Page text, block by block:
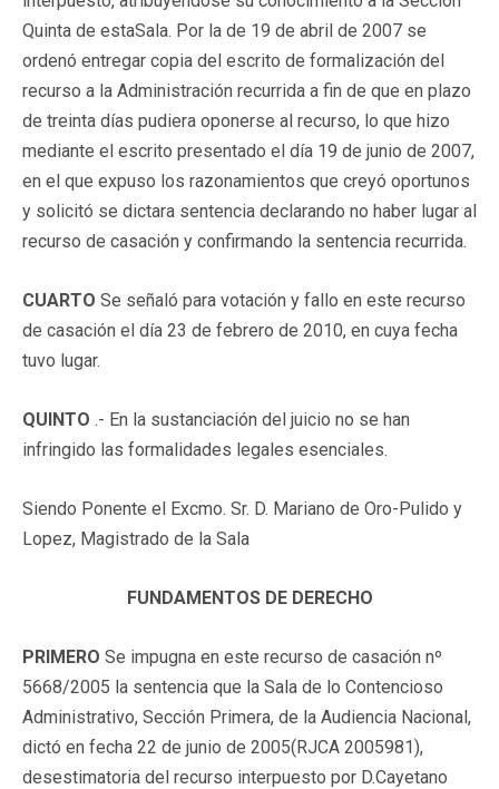
Quinta de estaSala. Por la de 19 de abril de 2007 se
ordenó entregar copia del escrito de formalización del
recurso a la Administración recurrida a fin de que en plazo
de treinta días pudiera oponerse al recurso, lo que hizo
mediante el escrito presentado el día 19 de junio de 2007,
en el que expuso los razonamientos que creyó oportunos
y solicitó se dictara sentencia declarando no haber lugar al
recurso de casación y confirmando la sentencia recurrida.
CUARTO Se señaló para votación y fallo en este recurso
de casación el día 23 de febrero de 2010, en cuya fecha
tuvo lugar.
QUINTO .- En la sustanciación del juicio no se han
infringido las formalidades legales esenciales.
Siendo Ponente el Excmo. Sr. D. Mariano de Oro-Pulido y
Lopez, Magistrado de la Sala
FUNDAMENTOS DE DERECHO
PRIMERO Se impugna en este recurso de casación nº
5668/2005 la sentencia que la Sala de lo Contencioso
Administrativo, Sección Primera, de la Audiencia Nacional,
dictó en fecha 22 de junio de 2005(RJCA 2005981),
desestimatoria del recurso interpuesto por D.Cayetano